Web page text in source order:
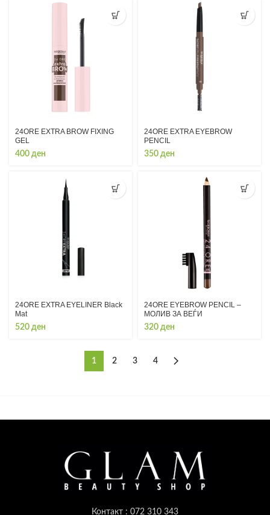
24ORE EXTRA BROW FIXING
GEL
400 ден
24ORE EXTRA EYEBROW
PENCIL
350 ден
24ORE EXTRA EYELINER Black
Mat
520 ден
24ORE EYEBROW PENCIL –
МОЛИВ ЗА ВЕЃИ
320 ден
1 2 3 4
Контакт : 072 310 343